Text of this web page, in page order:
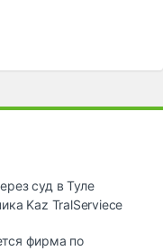
суд в Туле
Kaz TralServiece
фирма по